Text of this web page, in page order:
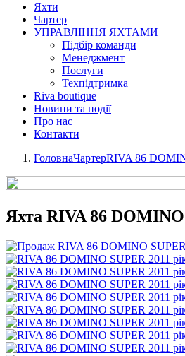
Яхти
Чартер
УПРАВЛІННЯ ЯХТАМИ
Підбір команди
Менеджмент
Послуги
Техпідтримка
Riva boutique
Новини та події
Про нас
Контакти
ГоловнаЧартерRIVA 86
Яхта RIVA 86 DOMINO